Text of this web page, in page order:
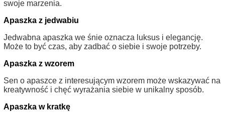
swoje marzenia.
Apaszka z jedwabiu
Jedwabna apaszka we śnie oznacza luksus i elegancję.
Może to być czas, aby zadbać o siebie i swoje potrzeby.
Apaszka z wzorem
Sen o apaszce z interesującym wzorem może wskazywać na
kreatywność i chęć wyrażania siebie w unikalny sposób.
Apaszka w kratkę